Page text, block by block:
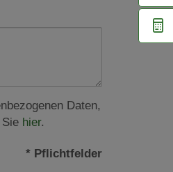
Daten,
hier.
* Pflichtfelder